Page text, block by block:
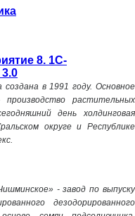
8. 1С-
создана в 1991 году. Основное
растительных
день холдинговая
округе и Республике
- завод по выпуску
дезодорированного